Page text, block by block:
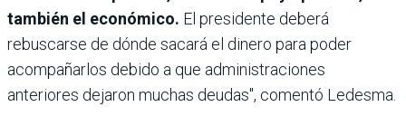
también el económico. El presidente deberá
rebuscarse de dónde sacará el dinero para poder
acompañarlos debido a que administraciones
anteriores dejaron muchas deudas", comentó Ledesma.